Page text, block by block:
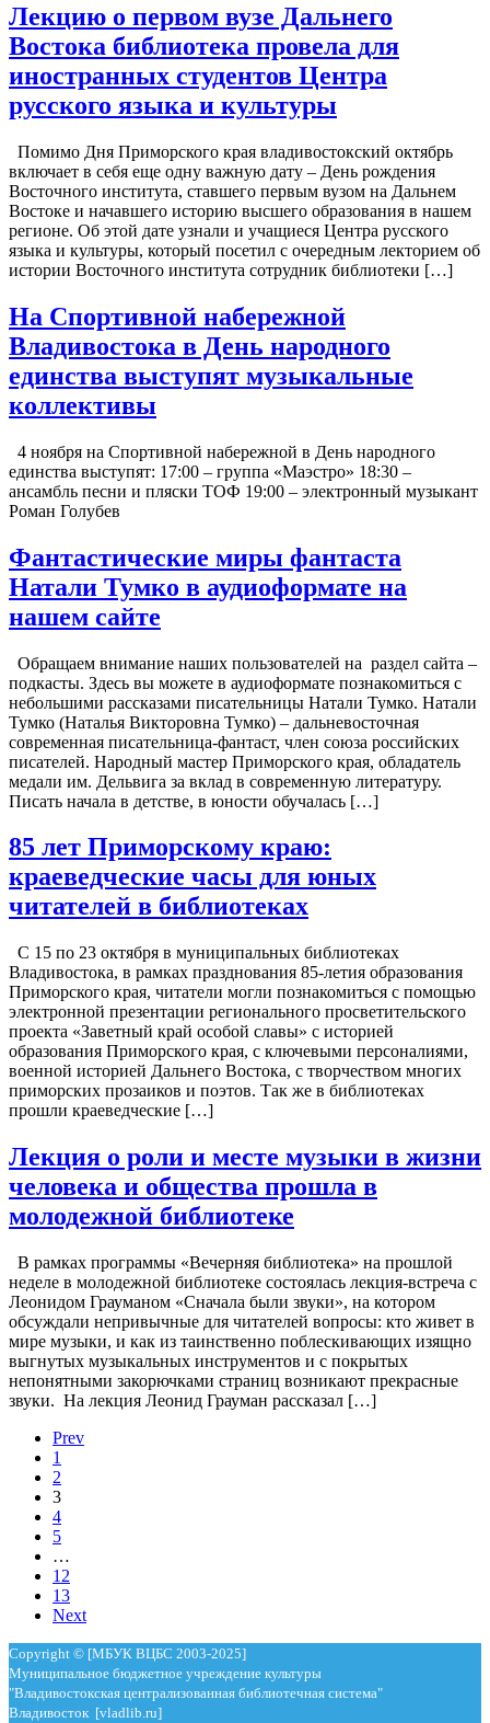
Лекцию о первом вузе Дальнего
Востока библиотека провела для
иностранных студентов Центра
русского языка и культуры
Помимо Дня Приморского края владивостокский октябрь
включает в себя еще одну важную дату – День рождения
Восточного института, ставшего первым вузом на Дальнем
Востоке и начавшего историю высшего образования в нашем
регионе. Об этой дате узнали и учащиеся Центра русского
языка и культуры, который посетил с очередным лекторием об
истории Восточного института сотрудник библиотеки […]
На Спортивной набережной
Владивостока в День народного
единства выступят музыкальные
коллективы
4 ноября на Спортивной набережной в День народного
единства выступят: 17:00 – группа «Маэстро» 18:30 –
ансамбль песни и пляски ТОФ 19:00 – электронный музыкант
Роман Голубев
Фантастические миры фантаста
Натали Тумко в аудиоформате на
нашем сайте
Обращаем внимание наших пользователей на раздел сайта –
подкасты. Здесь вы можете в аудиоформате познакомиться с
небольшими рассказами писательницы Натали Тумко. Натали
Тумко (Наталья Викторовна Тумко) – дальневосточная
современная писательница-фантаст, член союза российских
писателей. Народный мастер Приморского края, обладатель
медали им. Дельвига за вклад в современную литературу.
Писать начала в детстве, в юности обучалась […]
85 лет Приморскому краю:
краеведческие часы для юных
читателей в библиотеках
С 15 по 23 октября в муниципальных библиотеках
Владивостока, в рамках празднования 85-летия образования
Приморского края, читатели могли познакомиться с помощью
электронной презентации регионального просветительского
проекта «Заветный край особой славы» с историей
образования Приморского края, с ключевыми персоналиями,
военной историей Дальнего Востока, с творчеством многих
приморских прозаиков и поэтов. Так же в библиотеках
прошли краеведческие […]
Лекция о роли и месте музыки в жизни
человека и общества прошла в
молодежной библиотеке
В рамках программы «Вечерняя библиотека» на прошлой
неделе в молодежной библиотеке состоялась лекция-встреча с
Леонидом Грауманом «Сначала были звуки», на котором
обсуждали непривычные для читателей вопросы: кто живет в
мире музыки, и как из таинственно поблескивающих изящно
выгнутых музыкальных инструментов и с покрытых
непонятными закорючками страниц возникают прекрасные
звуки. На лекция Леонид Грауман рассказал […]
Prev
1
2
3
4
5
…
12
13
Next
Copyright © [МБУК ВЦБС 2003-2025]
Муниципальное бюджетное учреждение культуры
"Владивостокская централизованная библиотечная система"
Владивосток [vladlib.ru]